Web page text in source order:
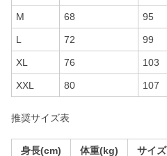
M 68 95
L 72 99
XL 76 103
XXL 80 107
推奨サイズ表
身長(cm) 体重(kg) サイズ